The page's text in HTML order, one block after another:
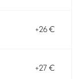
+26 €
+27 €